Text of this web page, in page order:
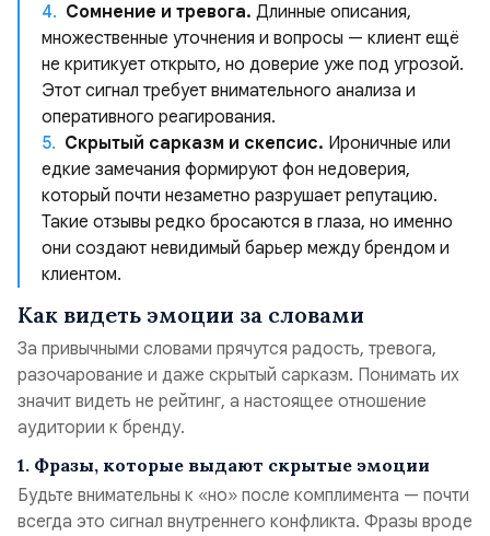
Сомнение и тревога. Длинные описания,
множественные уточнения и вопросы — клиент ещё
не критикует открыто, но доверие уже под угрозой.
Этот сигнал требует внимательного анализа и
оперативного реагирования.
Скрытый сарказм и скепсис. Ироничные или
едкие замечания формируют фон недоверия,
который почти незаметно разрушает репутацию.
Такие отзывы редко бросаются в глаза, но именно
они создают невидимый барьер между брендом и
клиентом.
Как видеть эмоции за словами
За привычными словами прячутся радость, тревога,
разочарование и даже скрытый сарказм. Понимать их
значит видеть не рейтинг, а настоящее отношение
аудитории к бренду.
1. Фразы, которые выдают скрытые эмоции
Будьте внимательны к «но» после комплимента — почти
всегда это сигнал внутреннего конфликта. Фразы вроде